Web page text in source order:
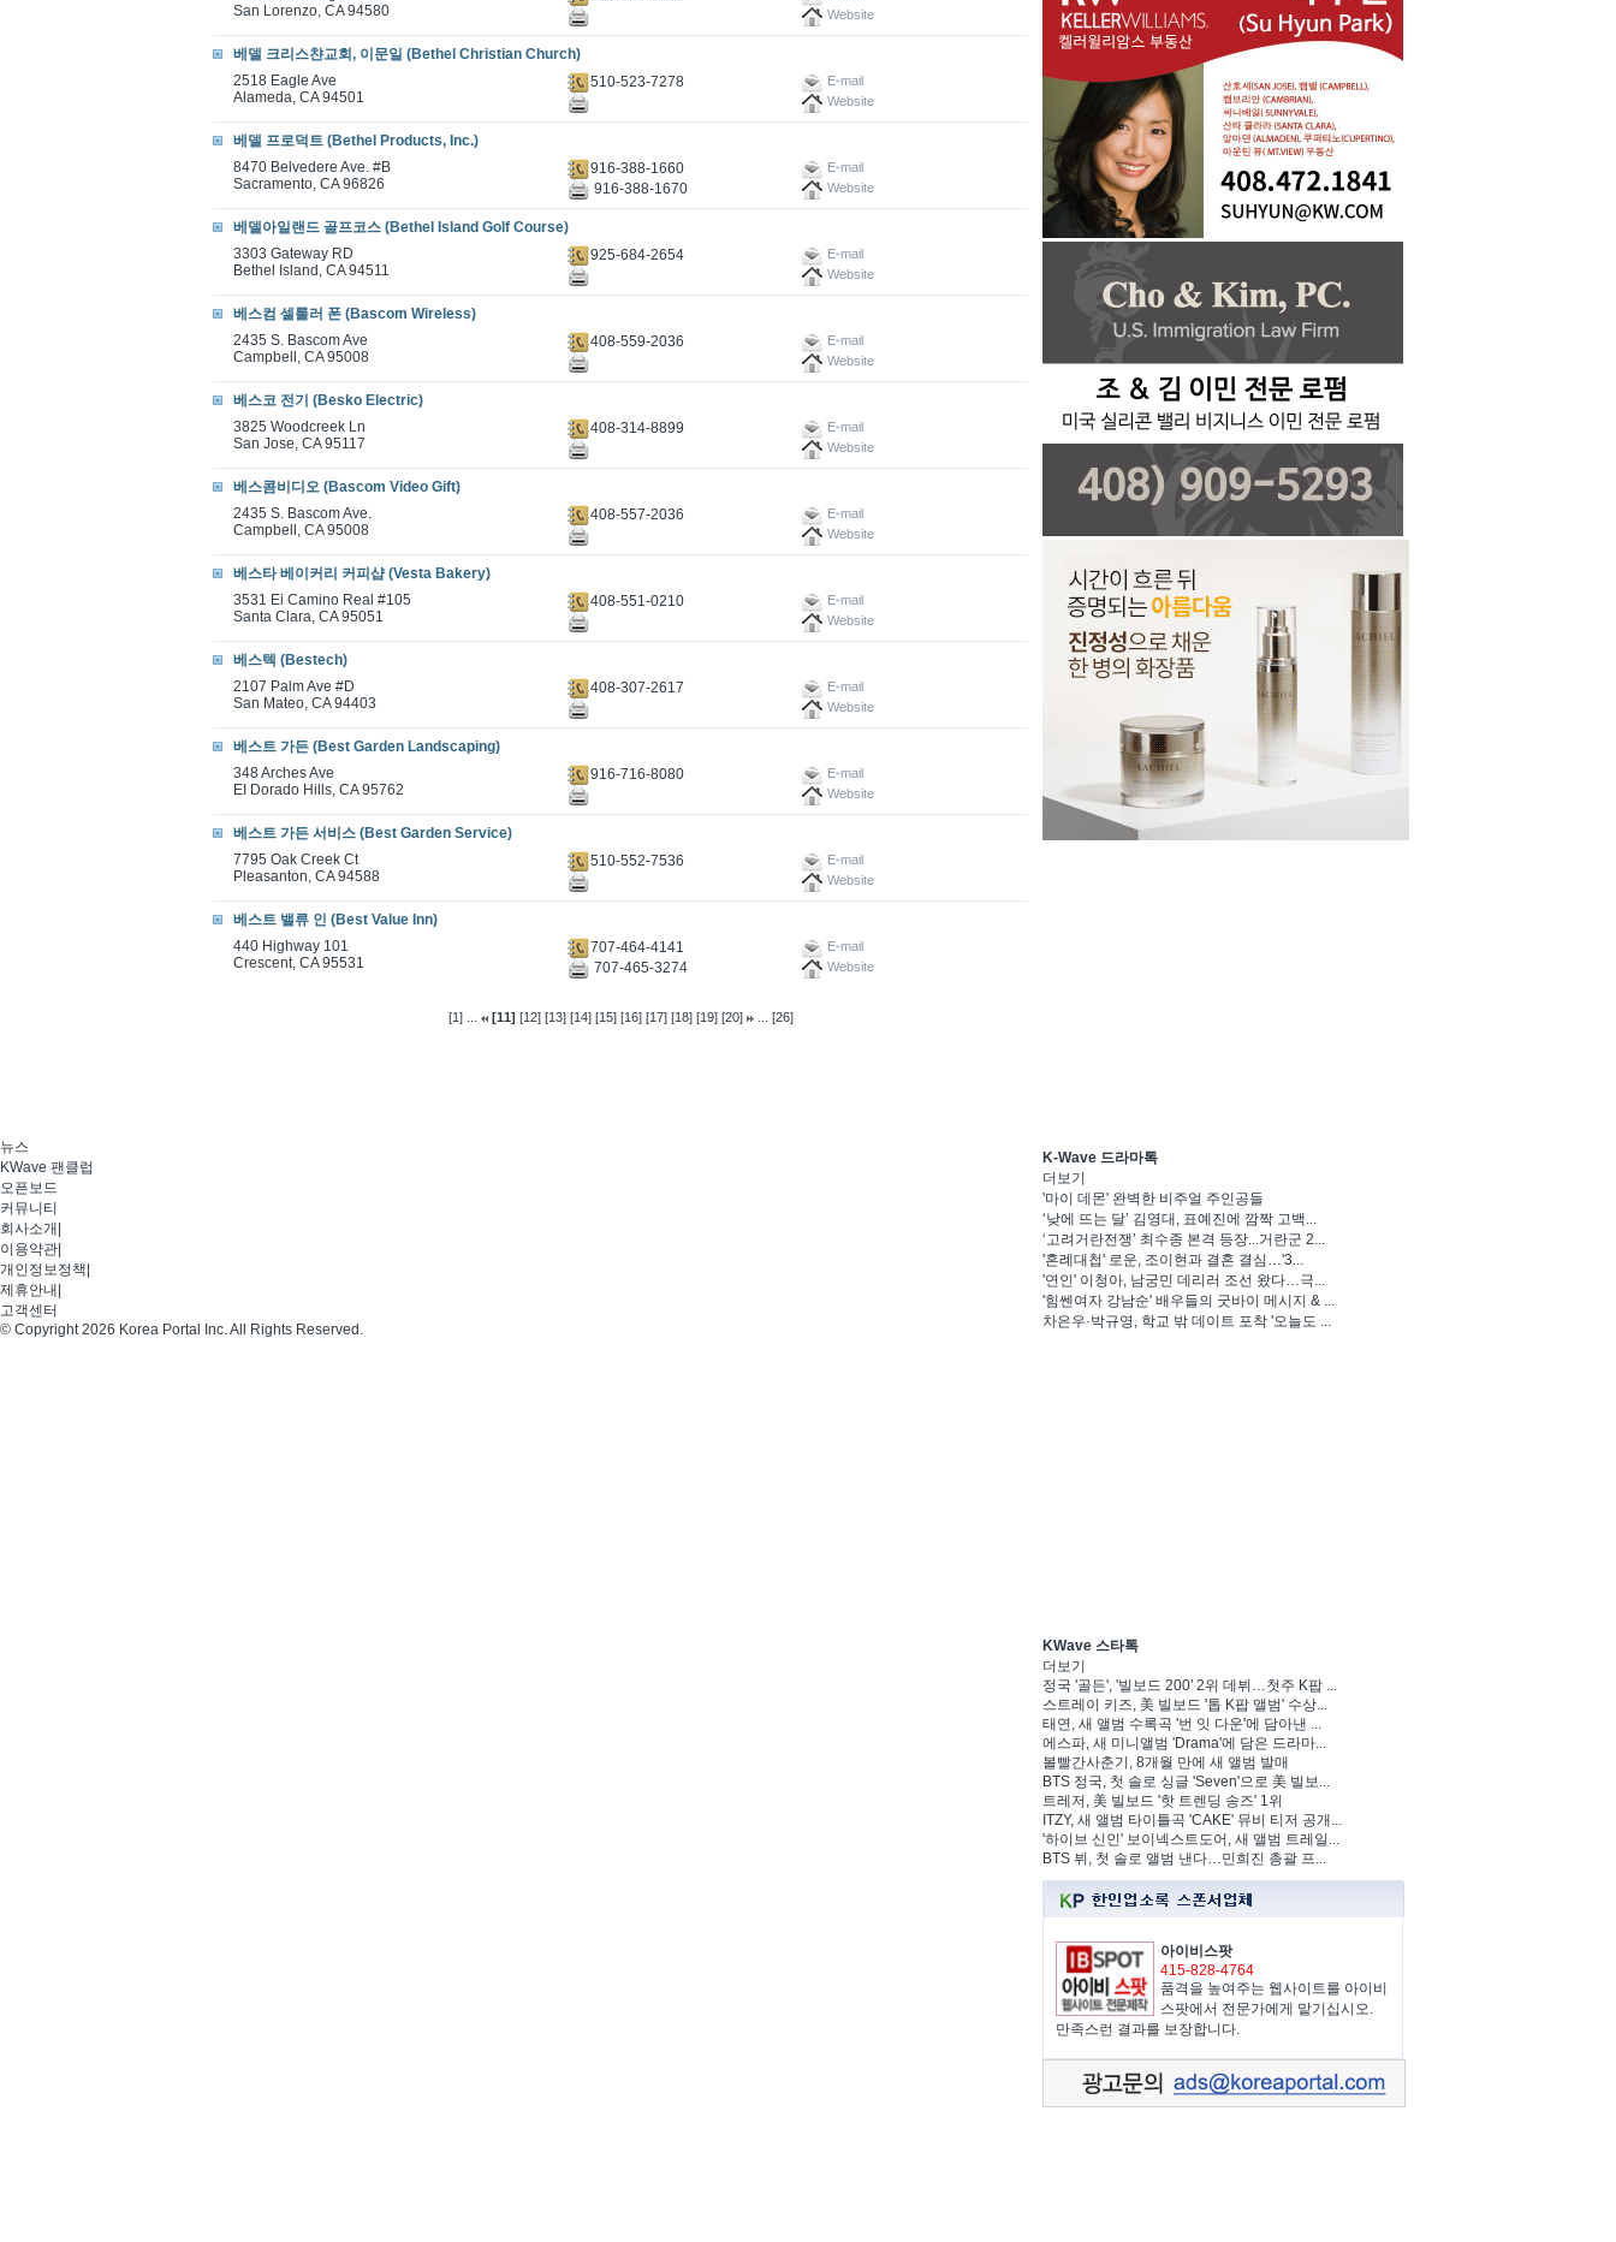
San Lorenzo, CA 94580
Website
베델 크리스챤교회, 이문일 (Bethel Christian Church)
2518 Eagle Ave
Alameda, CA 94501
510-523-7278
E-mail
Website
베델 프로덕트 (Bethel Products, Inc.)
8470 Belvedere Ave. #B
Sacramento, CA 96826
916-388-1660 E-mail
916-388-1670 Website
베델아일랜드 골프코스 (Bethel Island Golf Course)
3303 Gateway RD
Bethel Island, CA 94511
925-684-2654
E-mail
Website
베스컴 셀룰러 폰 (Bascom Wireless)
2435 S. Bascom Ave
Campbell, CA 95008
408-559-2036
E-mail
Website
베스코 전기 (Besko Electric)
3825 Woodcreek Ln
San Jose, CA 95117
408-314-8899
E-mail
Website
베스콤비디오 (Bascom Video Gift)
2435 S. Bascom Ave.
Campbell, CA 95008
408-557-2036
E-mail
Website
베스타 베이커리 커피샵 (Vesta Bakery)
3531 Ei Camino Real #105
Santa Clara, CA 95051
408-551-0210
E-mail
Website
베스텍 (Bestech)
2107 Palm Ave #D
San Mateo, CA 94403
408-307-2617
E-mail
Website
베스트 가든 (Best Garden Landscaping)
348 Arches Ave
EI Dorado Hills, CA 95762
916-716-8080
E-mail
Website
베스트 가든 서비스 (Best Garden Service)
7795 Oak Creek Ct
Pleasanton, CA 94588
510-552-7536
E-mail
Website
베스트 밸류 인 (Best Value Inn)
440 Highway 101
Crescent, CA 95531
707-464-4141 E-mail
707-465-3274 Website
[1]... [11] [12] [13] [14] [15] [16] [17] [18] [19] [20] ... [26]
K-Wave 드라마톡
더보기
'마이 데몬' 완벽한 비주얼 주인공들
‘낮에 뜨는 달’ 김영대, 표예진에 깜짝 고백...
‘고려거란전쟁’ 최수종 본격 등장...거란군 2...
'혼례대첩' 로운, 조이현과 결혼 결심…'3...
'연인' 이청아, 남궁민 데리러 조선 왔다…극...
'힘쎈여자 강남순' 배우들의 굿바이 메시지 & ...
차은우·박규영, 학교 밖 데이트 포착 '오늘도 ...
KWave 스타톡
더보기
정국 '골든', '빌보드 200' 2위 데뷔…첫주 K팝 ...
스트레이 키즈, 美 빌보드 '톱 K팝 앨범' 수상...
태연, 새 앨범 수록곡 '번 잇 다운'에 담아낸 ...
에스파, 새 미니앨범 'Drama'에 담은 드라마...
볼빨간사춘기, 8개월 만에 새 앨범 발매
BTS 정국, 첫 솔로 싱글 'Seven'으로 美 빌보...
트레저, 美 빌보드 '핫 트렌딩 송즈' 1위
ITZY, 새 앨범 타이틀곡 'CAKE' 뮤비 티저 공개...
'하이브 신인' 보이넥스트도어, 새 앨범 트레일...
BTS 뷔, 첫 솔로 앨범 낸다…민희진 총괄 프...
아이비스팟
415-828-4764
품격을 높여주는 웹사이트를 아이비
스팟에서 전문가에게 맡기십시오.
만족스런 결과를 보장합니다.
뉴스
KWave 팬클럽
오픈보드
커뮤니티
회사소개
이용약관
개인정보정책
제휴안내
고객센터
© Copyright 2026 Korea Portal Inc. All Rights Reserved.